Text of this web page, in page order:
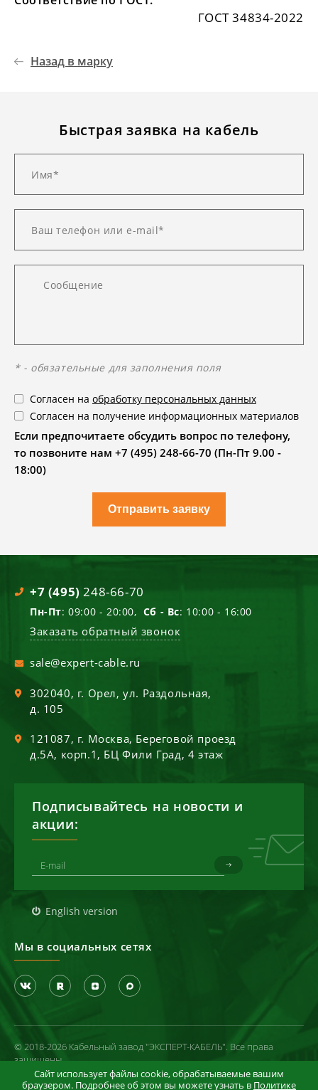
ГОСТ 34834-2022
Назад в марку
Быстрая заявка на кабель
* - обязательные для заполнения поля
Согласен на обработку персональных данных
Согласен на получение информационных материалов
Если предпочитаете обсудить вопрос по телефону,
то позвоните нам +7 (495) 248-66-70 (Пн-Пт 9.00 -
18:00)
Отправить заявку
+7 (495) 248-66-70
Пн-Пт: 09:00 - 20:00, Сб - Вс: 10:00 - 16:00
Заказать обратный звонок
sale@expert-cable.ru
302040, г. Орел,ул. Раздольная,
д. 105
121087, г. Москва, Береговой проезд
д.5А, корп.1, БЦ Фили Град, 4 этаж
Подписывайтесь на новости и
акции:
English version
Мы в социальных сетях
© 2018-2026 Кабельный завод "ЭКСПЕРТ-КАБЕЛЬ". Все права
защищены
Политика конфиденциальности
Сайт использует файлы cookie, обрабатываемые вашим
браузером. Подробнее об этом вы можете узнать в Политике